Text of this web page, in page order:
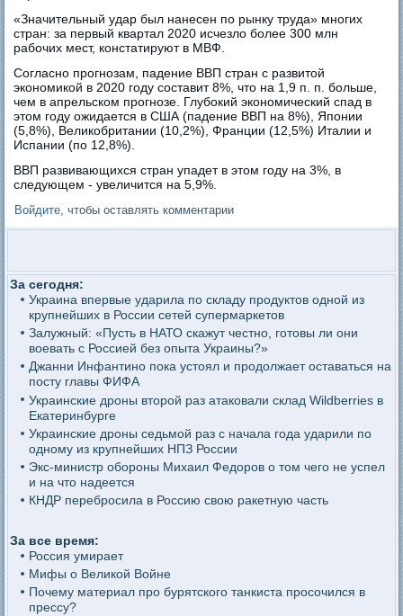
«Значительный удар был нанесен по рынку труда» многих
стран: за первый квартал 2020 исчезло более 300 млн
рабочих мест, констатируют в МВФ.
Согласно прогнозам, падение ВВП стран с развитой
экономикой в 2020 году составит 8%, что на 1,9 п. п. больше,
чем в апрельском прогнозе. Глубокий экономический спад в
этом году ожидается в США (падение ВВП на 8%), Японии
(5,8%), Великобритании (10,2%), Франции (12,5%) Италии и
Испании (по 12,8%).
ВВП развивающихся стран упадет в этом году на 3%, в
следующем - увеличится на 5,9%.
Войдите , чтобы оставлять комментарии
За сегодня:
Украина впервые ударила по складу продуктов одной из
крупнейших в России сетей супермаркетов
Залужный: «Пусть в НАТО скажут честно, готовы ли они
воевать с Россией без опыта Украины?»
Джанни Инфантино пока устоял и продолжает оставаться на
посту главы ФИФА
Украинские дроны второй раз атаковали склад Wildberries в
Екатеринбурге
Украинские дроны седьмой раз с начала года ударили по
одному из крупнейших НПЗ России
Экс-министр обороны Михаил Федоров о том чего не успел
и на что надеется
КНДР перебросила в Россию свою ракетную часть
За все время:
Россия умирает
Мифы о Великой Войне
Почему материал про бурятского танкиста просочился в
прессу?